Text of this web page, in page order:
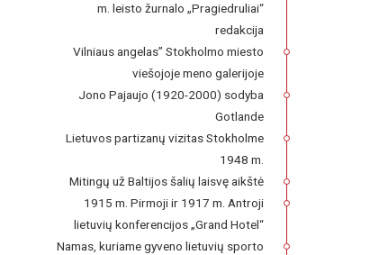
m. leisto žurnalo „Pragiedruliai“
redakcija
Vilniaus angelas” Stokholmo miesto
viešojoje meno galerijoje
Jono Pajaujo (1920-2000) sodyba
Gotlande
Lietuvos partizanų vizitas Stokholme
1948 m.
Mitingų už Baltijos šalių laisvę aikštė
1915 m. Pirmoji ir 1917 m. Antroji
lietuvių konferencijos „Grand Hotel“
Namas, kuriame gyveno lietuvių sporto